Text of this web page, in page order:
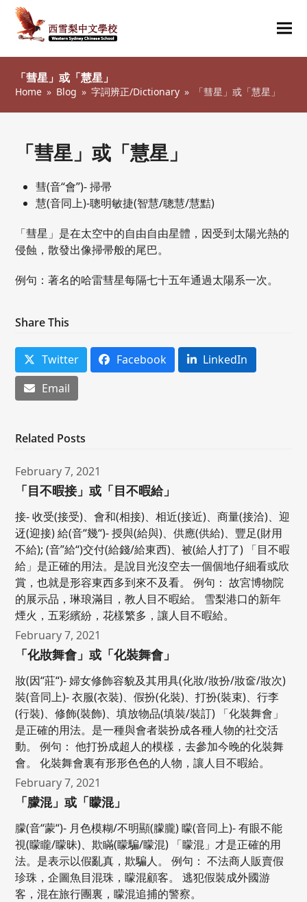
「彗星」或「慧星」
Home » Blog » 字詞辨正/Dictionary » 「彗星」或「慧星」
「彗星」或「慧星」
彗(音“會”)- 掃帚
慧(音同上)-聰明敏捷(智慧/聰慧/慧黠)
「彗星」是在太空中的自由自由星體，因受到太陽光熱的
侵蝕，散發出像掃帚般的尾巴。
例句：著名的哈雷彗星每隔七十五年通過太陽系一次。
Share This
Twitter Facebook
LinkedIn
Email
Related Posts
February 7, 2021
「目不暇接」或「目不暇給」
接- 收受(接受)、會和(相接)、相近(接近)、商量(接洽)、迎
迓(迎接) 給(音“幾“)- 授與(給與)、供應(供給)、豐足(財用
不給); (音”給“)交付(給錢/給東西)、被(給人打了) 「目不暇
給」是正確的用法。是說目光沒空去一個個地仔細看或欣
賞，也就是形容東西多到來不及看。 例句： 故宮博物院
的展示品，琳琅滿目，教人目不暇給。 雪梨港口的新年
煙火，五彩繽紛，花樣繁多，讓人目不暇給。
February 7, 2021
「化妝舞會」或「化裝舞會」
妝(因“莊“)- 婦女修飾容貌及其用具(化妝/妝扮/妝奩/妝次)
裝(音同上)- 衣服(衣裝)、假扮(化裝)、打扮(裝束)、行李
(行裝)、修飾(裝飾)、填放物品(填裝/裝訂) 「化裝舞會」
是正確的用法。是一種與會者裝扮成各種人物的社交活
動。 例句： 他打扮成超人的模樣，去參加今晚的化裝舞
會。 化裝舞會裏有形形色色的人物，讓人目不暇給。
February 7, 2021
「朦混」或「矇混」
朦(音“蒙“)- 月色模糊/不明顯(朦朧) 矇(音同上)- 有眼不能
視(矇矓/矇昧)、欺瞞(矇騙/矇混) 「矇混」才是正確的用
法。是表示以假亂真，欺騙人。 例句： 不法商人販賣假
珍珠，企圖魚目混珠，矇混顧客。 逃犯假裝成外國游
客，混在旅行團裏，矇混追捕的警察。